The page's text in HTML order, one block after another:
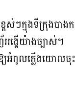
ៗក្នុងទីក្រុងបាងក
ង្គើយ៉ាងច្បាស់។
ឱ្យអំពូលភ្លើងយោល